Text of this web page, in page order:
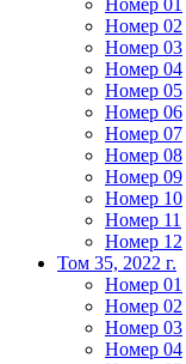
Номер 01
Номер 02
Номер 03
Номер 04
Номер 05
Номер 06
Номер 07
Номер 08
Номер 09
Номер 10
Номер 11
Номер 12
Том 35, 2022 г.
Номер 01
Номер 02
Номер 03
Номер 04